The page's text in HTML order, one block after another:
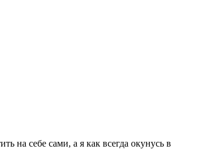
на себе сами, а я как всегда окунусь в